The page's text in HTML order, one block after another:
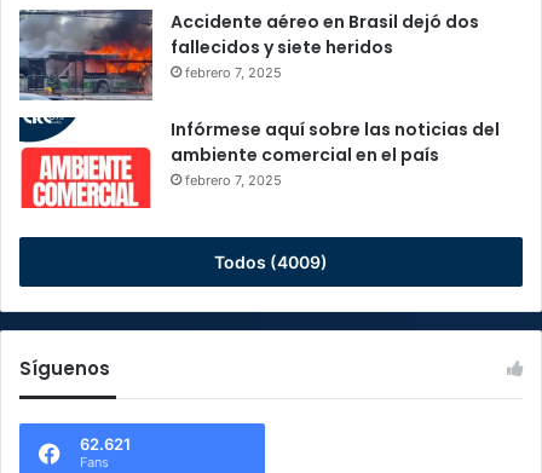
Accidente aéreo en Brasil dejó dos
fallecidos y siete heridos
febrero 7, 2025
Infórmese aquí sobre las noticias del
ambiente comercial en el país
febrero 7, 2025
Todos (4009)
Síguenos
62.621
Fans